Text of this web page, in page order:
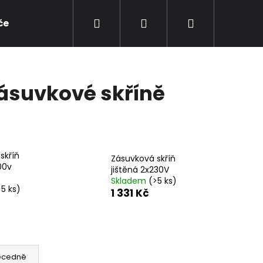
Elektroměrové pilíře a skříněPřihlášení
skříně
ks)
Zásuvková skříň
jištěná 2x230V
Skladem (>5 ks)
1 331 Kč